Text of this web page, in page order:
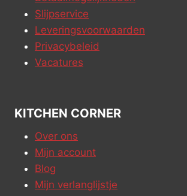
Slijpservice
Leveringsvoorwaarden
Privacybeleid
Vacatures
KITCHEN CORNER
Over ons
Mijn account
Blog
Mijn verlanglijstje